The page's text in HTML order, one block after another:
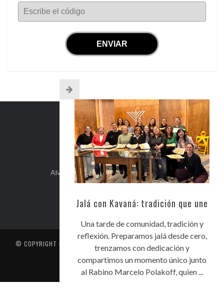
Escribe el código
Jalá con Kavaná: tradición que une
Una tarde de comunidad, tradición y
reflexión. Preparamos jalá desde cero,
trenzamos con dedicación y
compartimos un momento único junto
al Rabino Marcelo Polakoff, quien ...
INFO DE CONTACTO
Alvear 254, Córdoba Capital, Argentina.
+54-351-5892071
© COPYRIGHT CENTRO UNIÓN ISRAELITA DE CÓRDOBA
. TODOS LOS
DERECHOS RESERVADOS